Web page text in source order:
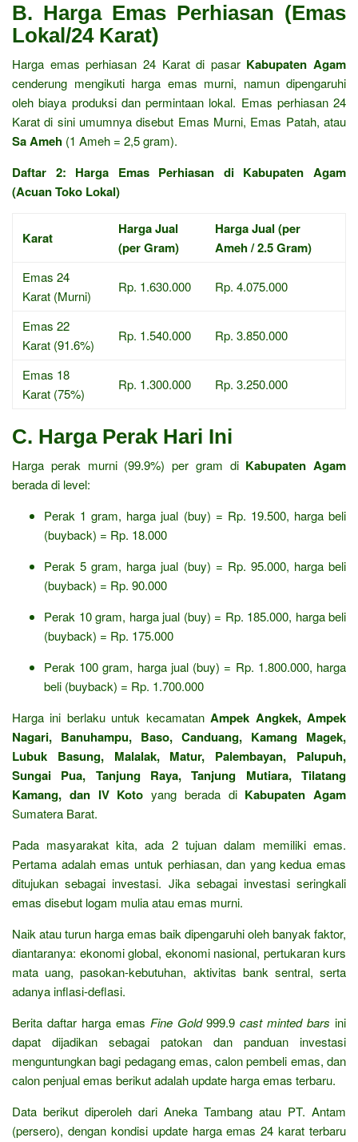
B. Harga Emas Perhiasan (Emas
Lokal/24 Karat)
Harga emas perhiasan 24 Karat di pasar Kabupaten Agam
cenderung mengikuti harga emas murni, namun dipengaruhi
oleh biaya produksi dan permintaan lokal. Emas perhiasan 24
Karat di sini umumnya disebut Emas Murni, Emas Patah, atau
Sa Ameh (1 Ameh = 2,5 gram).
Daftar 2: Harga Emas Perhiasan di Kabupaten Agam
(Acuan Toko Lokal)
Karat
Harga Jual
(per Gram)
Harga Jual (per
Ameh / 2.5 Gram)
Emas 24
Karat (Murni)
Rp. 1.630.000 Rp. 4.075.000
Emas 22
Karat (91.6%)
Rp. 1.540.000 Rp. 3.850.000
Emas 18
Karat (75%)
Rp. 1.300.000 Rp. 3.250.000
C. Harga Perak Hari Ini
Harga perak murni (99.9%) per gram di Kabupaten Agam
berada di level:
Perak 1 gram, harga jual (buy) = Rp. 19.500, harga beli
(buyback) = Rp. 18.000
Perak 5 gram, harga jual (buy) = Rp. 95.000, harga beli
(buyback) = Rp. 90.000
Perak 10 gram, harga jual (buy) = Rp. 185.000, harga beli
(buyback) = Rp. 175.000
Perak 100 gram, harga jual (buy) = Rp. 1.800.000, harga
beli (buyback) = Rp. 1.700.000
Harga ini berlaku untuk kecamatanAmpek Angkek, Ampek
Nagari, Banuhampu, Baso, Canduang, Kamang Magek,
Lubuk Basung, Malalak, Matur, Palembayan, Palupuh,
Sungai Pua, Tanjung Raya, Tanjung Mutiara, Tilatang
Kamang, dan IV Koto yang berada di Kabupaten Agam
Sumatera Barat.
Pada masyarakat kita, ada 2 tujuan dalam memiliki emas.
Pertama adalah emas untuk perhiasan, dan yang kedua emas
ditujukan sebagai investasi. Jika sebagai investasi seringkali
emas disebut logam mulia atau emas murni.
Naik atau turun harga emas baik dipengaruhi oleh banyak faktor,
diantaranya: ekonomi global, ekonomi nasional, pertukaran kurs
mata uang, pasokan-kebutuhan, aktivitas bank sentral, serta
adanya inflasi-deflasi.
Berita daftar harga emas Fine Gold999.9cast minted barsini
dapat dijadikan sebagai patokan dan panduan investasi
menguntungkan bagi pedagang emas, calon pembeli emas, dan
calon penjual emas berikut adalah update harga emas terbaru.
Data berikut diperoleh dari Aneka Tambang atau PT. Antam
(persero), dengan kondisi update harga emas 24 karat terbaru